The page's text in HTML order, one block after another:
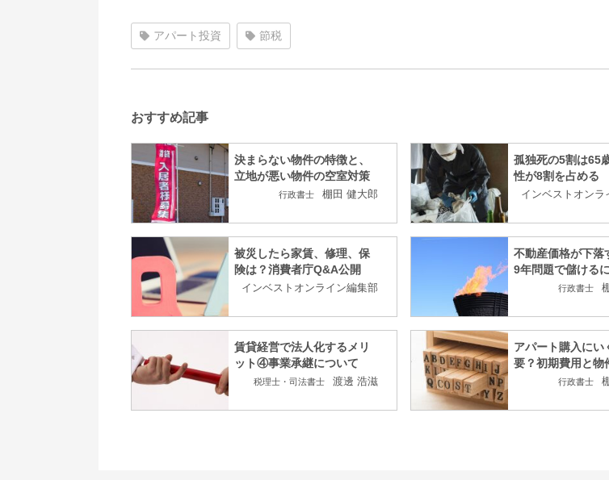
アパート投資 節税
おすすめ記事
決まらない物件の特徴と、
立地が悪い物件の空室対策
行政書士 棚田 健大郎
孤独死の5割は65
性が8割を占める
インベストオンラ
被災したら家賃、修理、保
険は？消費者庁Q&A公開
インベストオンライン編集部
不動産価格が下落
9年問題で儲ける
行政書士
賃貸経営で法人化するメリ
ット④事業承継について
税理士・司法書士 渡邊 浩滋
アパート購入にい
要？初期費用と物
行政書士